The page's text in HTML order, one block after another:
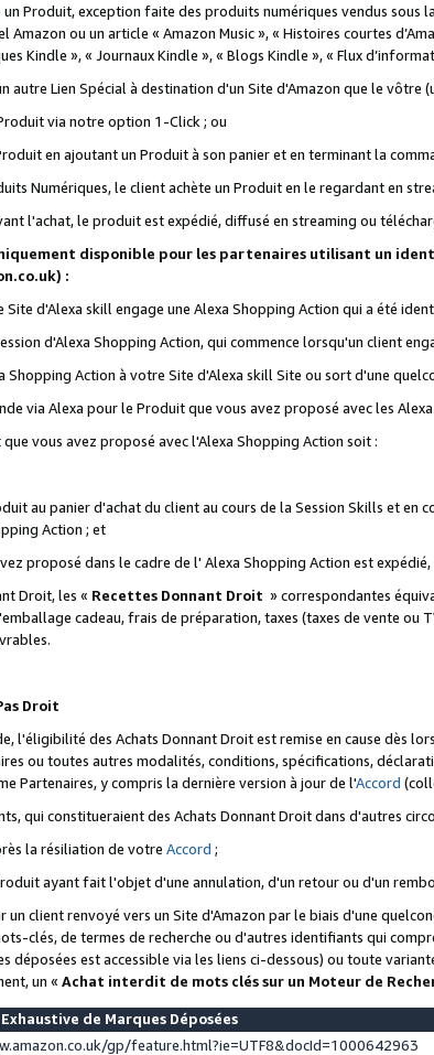
Produit, exception faite des produits numériques vendus sous
ou un article « Amazon Music », « Histoires courtes
Kindle », « Journaux Kindle », « Blogs Kindle », « Flux
Lien Spécial à destination d'un Site d'Amazon que le vôtre
via notre option 1-Click ; ou
en ajoutant un Produit à son panier et en terminant la
Numériques, le client achète un Produit en le regardant en
l'achat, le produit est expédié, diffusé en streaming ou
disponible pour les partenaires utilisant un
:
d'Alexa skill engage une Alexa Shopping Action qui a été
d'Alexa Shopping Action, qui commence lorsqu'un client
Action à votre Site d'Alexa skill Site ou sort d'une
via Alexa pour le Produit que vous avez proposé avec les
vous avez proposé avec l'Alexa Shopping Action soit :
au panier d'achat du client au cours de la Session Skills et
Action ; et
proposé dans le cadre de l' Alexa Shopping Action est
Droit, les « Recettes Donnant Droit » correspondantes
cadeau, frais de préparation, taxes (taxes de vente ou
Droit
l'éligibilité des Achats Donnant Droit est remise en cause dès
ou toutes autres modalités, conditions, spécifications,
Partenaires, y compris la dernière version à jour de l'Accord
qui constitueraient des Achats Donnant Droit dans d'autres
la résiliation de votre Accord ;
ayant fait l'objet d'une annulation, d'un retour ou d'un
un client renvoyé vers un Site d'Amazon par le biais d'une
clés, de termes de recherche ou d'autres identifiants qui
déposées est accessible via les liens ci-dessous) ou toute
un « Achat interdit de mots clés sur un Moteur de
de Marques Déposées
gp/feature.html?ie=UTF8&docId=1000642963